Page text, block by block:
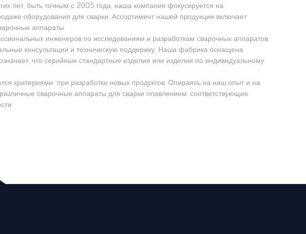
лет, быть точным с 2005 года, наша компания фокусируется на
оборудования для сварки. Ассортимент нашей продукции включает
аппараты.
инженеров по исследованиям и разработкам сварочных аппаратов,
консультации и техническую поддержку. Наша фабрика оснащена
что серийные стандартные изделия или изделия по индивидуальному
критериями при разработке новых продуктов. Опираясь на наш опыт и на
сварочные аппараты для сварки плавлением, соответствующие